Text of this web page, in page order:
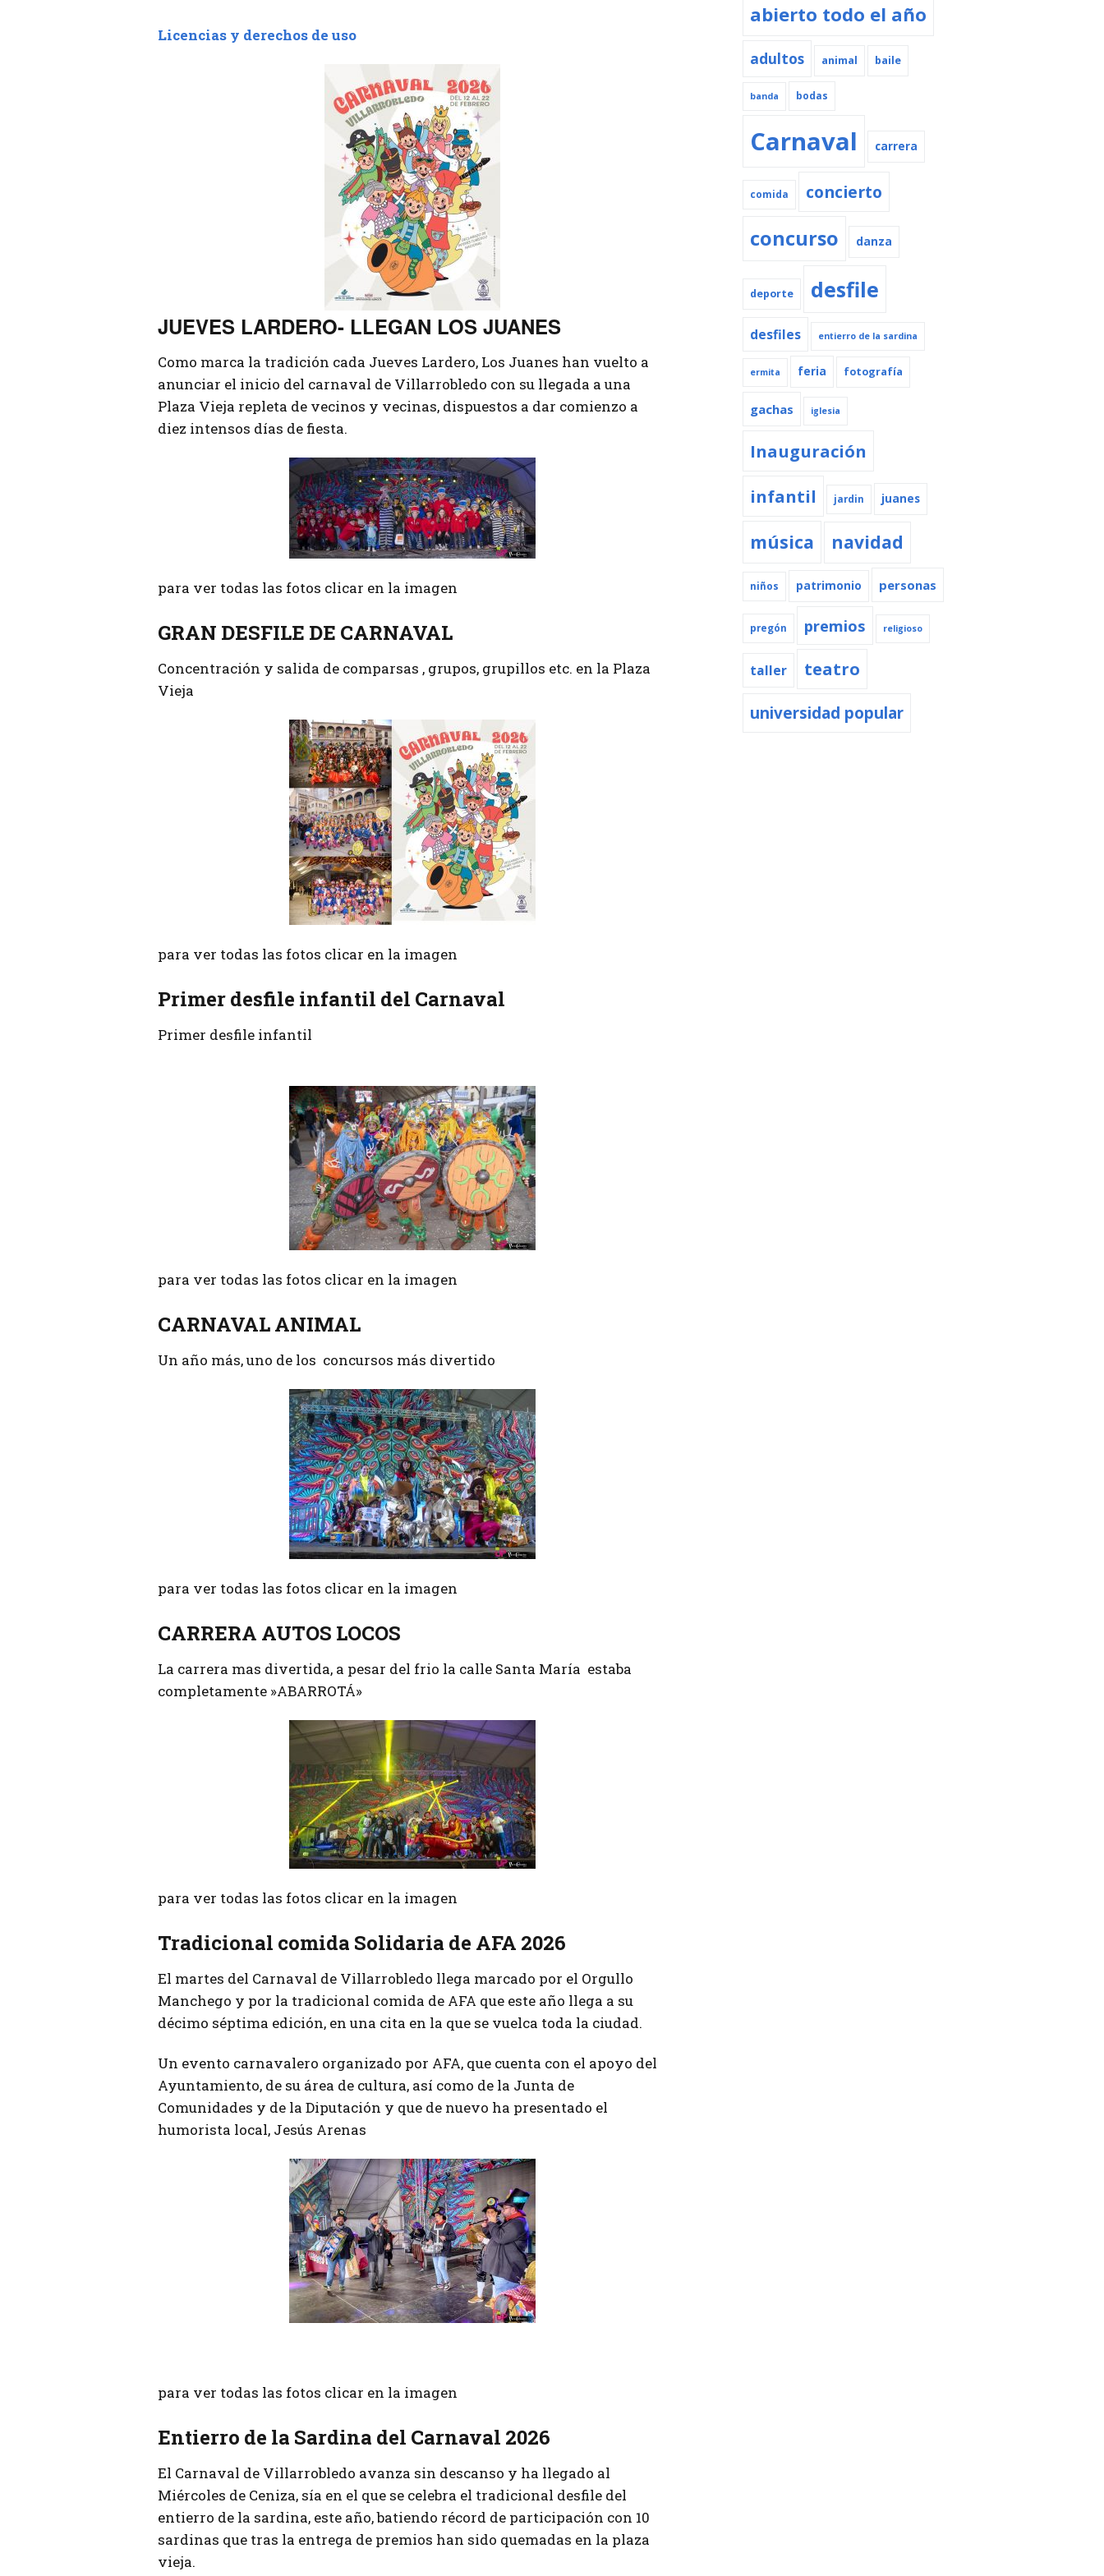
Licencias y derechos de uso
JUEVES LARDERO- LLEGAN LOS JUANES
Como marca la tradición cada Jueves Lardero, Los Juanes han vuelto a
anunciar el inicio del carnaval de Villarrobledo con su llegada a una
Plaza Vieja repleta de vecinos y vecinas, dispuestos a dar comienzo a
diez intensos días de fiesta.
para ver todas las fotos clicar en la imagen
GRAN DESFILE DE CARNAVAL
Concentración y salida de comparsas , grupos, grupillos etc. en la Plaza
Vieja
para ver todas las fotos clicar en la imagen
Primer desfile infantil del Carnaval
Primer desfile infantil
para ver todas las fotos clicar en la imagen
CARNAVAL ANIMAL
Un año más, uno de los concursos más divertido
para ver todas las fotos clicar en la imagen
CARRERA AUTOS LOCOS
La carrera mas divertida, a pesar del frio la calle Santa María estaba
completamente »ABARROTÁ»
para ver todas las fotos clicar en la imagen
Tradicional comida Solidaria de AFA 2026
El martes del Carnaval de Villarrobledo llega marcado por el Orgullo
Manchego y por la tradicional comida de AFA que este año llega a su
décimo séptima edición, en una cita en la que se vuelca toda la ciudad.
Un evento carnavalero organizado por AFA, que cuenta con el apoyo del
Ayuntamiento, de su área de cultura, así como de la Junta de
Comunidades y de la Diputación y que de nuevo ha presentado el
humorista local, Jesús Arenas
para ver todas las fotos clicar en la imagen
Entierro de la Sardina del Carnaval 2026
El Carnaval de Villarrobledo avanza sin descanso y ha llegado al
Miércoles de Ceniza, sía en el que se celebra el tradicional desfile del
entierro de la sardina, este año, batiendo récord de participación con 10
sardinas que tras la entrega de premios han sido quemadas en la plaza
vieja.
abierto todo el año
adultos animal baile
banda bodas
Carnaval carrera
comida concierto
concurso danza
deporte desfile
desfiles entierro de la sardina
ermita feria fotografía
gachas iglesia
Inauguración
infantil
jardin juanes
música navidad
niños patrimonio personas
pregón premios religioso
taller teatro
universidad popular